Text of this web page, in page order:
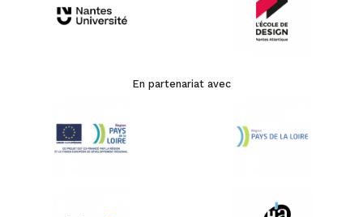
En partenariat avec